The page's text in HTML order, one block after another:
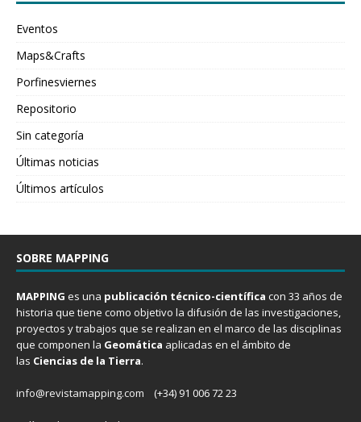
Eventos
Maps&Crafts
Porfinesviernes
Repositorio
Sin categoría
Últimas noticias
Últimos artículos
SOBRE MAPPING
MAPPING es una publicación técnico-científica con 33 años de
historia que tiene como objetivo la difusión de las investigaciones,
proyectos y trabajos que se realizan en el marco de las disciplinas
que componen la Geomática aplicadas en el ámbito de
las Ciencias de la Tierra.
info@revistamapping.com (+34) 91 006 72 23